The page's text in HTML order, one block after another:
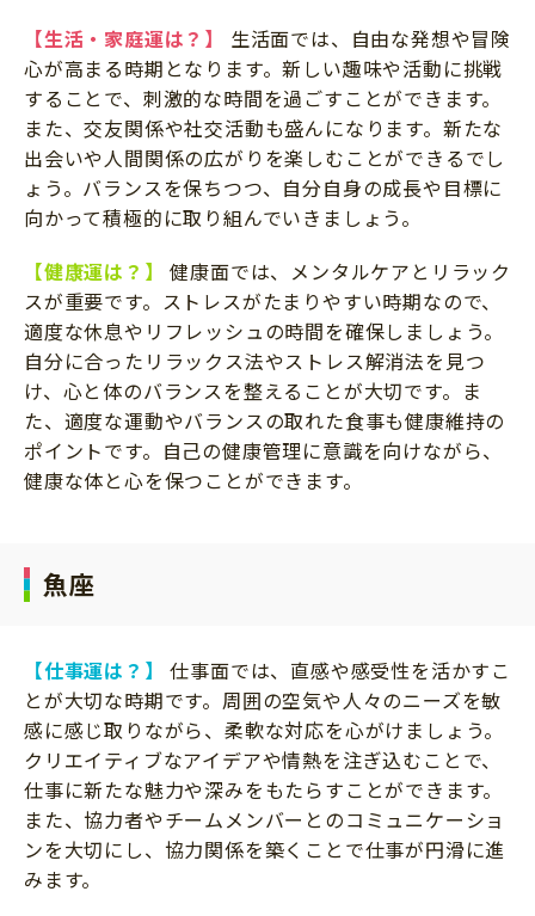
【生活・家庭運は？】 生活面では、自由な発想や冒険
心が高まる時期となります。新しい趣味や活動に挑戦
することで、刺激的な時間を過ごすことができます。
また、交友関係や社交活動も盛んになります。新たな
出会いや人間関係の広がりを楽しむことができるでし
ょう。バランスを保ちつつ、自分自身の成長や目標に
向かって積極的に取り組んでいきましょう。
【健康運は？】
健康面では、メンタルケアとリラック
スが重要です。ストレスがたまりやすい時期なので、
適度な休息やリフレッシュの時間を確保しましょう。
自分に合ったリラックス法やストレス解消法を見つ
け、心と体のバランスを整えることが大切です。ま
た、適度な運動やバランスの取れた食事も健康維持の
ポイントです。自己の健康管理に意識を向けながら、
健康な体と心を保つことができます。
魚座
【仕事運は？】仕事面では、直感や感受性を活かすこ
とが大切な時期です。周囲の空気や人々のニーズを敏
感に感じ取りながら、柔軟な対応を心がけましょう。
クリエイティブなアイデアや情熱を注ぎ込むことで、
仕事に新たな魅力や深みをもたらすことができます。
また、協力者やチームメンバーとのコミュニケーショ
ンを大切にし、協力関係を築くことで仕事が円滑に進
みます。